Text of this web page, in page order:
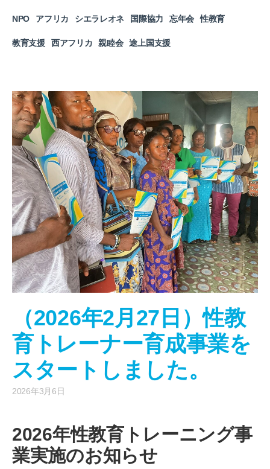
NPO アフリカ シエラレオネ 国際協力 忘年会 性教育
教育支援 西アフリカ 親睦会 途上国支援
（2026年2月27日）性教
育トレーナー育成事業を
スタートしました。
2026年3月6日
2026年性教育トレーニング事
業実施のお知らせ